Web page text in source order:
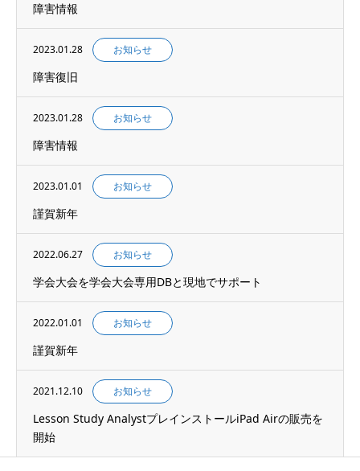
障害情報
2023.01.28 お知らせ
障害復旧
2023.01.28 お知らせ
障害情報
2023.01.01 お知らせ
謹賀新年
2022.06.27 お知らせ
学会大会を学会大会専用DBと現地でサポート
2022.01.01 お知らせ
謹賀新年
2021.12.10 お知らせ
Lesson Study AnalystプレインストールiPad Airの販売を
開始